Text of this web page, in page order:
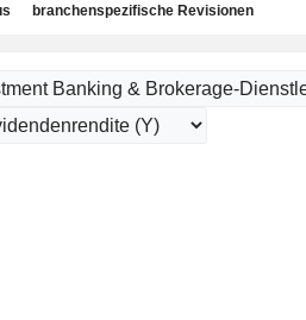
branchenspezifische Revisionen